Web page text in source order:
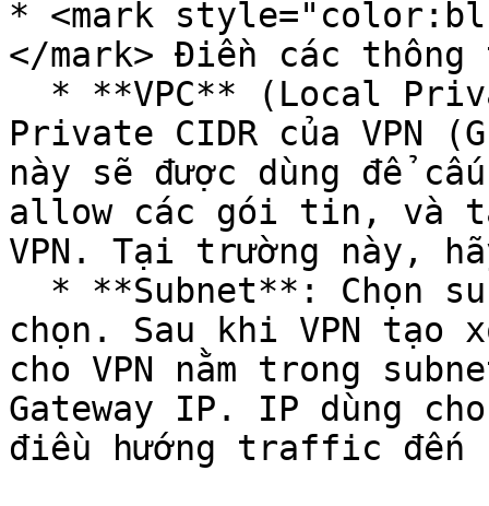
* <mark
</mark> Điền các
Private CIDR của VPN
này sẽ được dùng để
allow các gói tin, và
VPN. Tại trường này,
chọn. Sau khi VPN tạo
cho VPN nằm trong
Gateway IP. IP dùng
điều hướng traffic đến